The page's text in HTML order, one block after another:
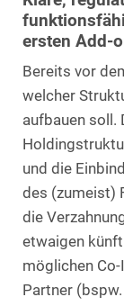
ersten Add-
Bereits vor
welcher
aufbauen soll.
und die
des (zumeist)
die
etwaigen
möglichen
Partner